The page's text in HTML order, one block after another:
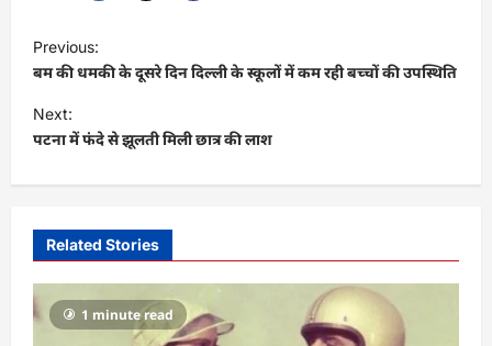
P
o
s
t
v
g
Previous:
बम की धमकी के दूसरे दिन दिल्ली के स्कूलों में कम रही बच्चों की उपस्थिति
Next:
पटना में फंदे से झूलती मिली छात्र की लाश
Related Stories
1 minute read